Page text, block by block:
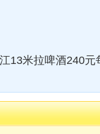
13米拉啤酒240元